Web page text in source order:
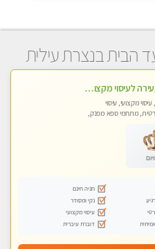
הבית בנצרת עילית
מעסה צעירה לעיסוי מקצועי בבת-ים ללא מין !!
מקצועי, עיסוי
מתחמי ספא מפנק,
חניה חינם
נקי ומסודר
עיסוי מקצועי
דוברת עיברית